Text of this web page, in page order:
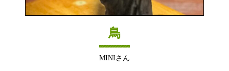
鳥
MINIさん